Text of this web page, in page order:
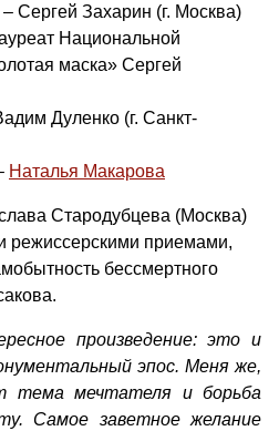
– Сергей Захарин (г. Москва)
Национальной
маска» Сергей
Дуленко (г. Санкт-
Наталья Макарова
Стародубцева (Москва)
режиссерскими приемами,
бессмертного
произведение: это и
эпос. Меня же,
тема мечтателя и борьба
Самое заветное желание